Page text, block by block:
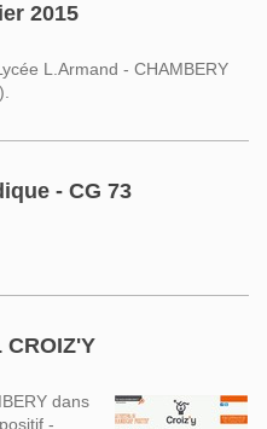
2015
L.Armand - CHAMBERY
- CG 73
CROIZ'Y
dans
-